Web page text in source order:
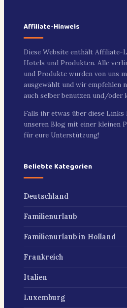
Affiliate-Hinweis
Diese Website enthält Affiliate-
Hotels und Produkten. Alle
und Produkte wurden von uns
ausgewählt und wir empfehlen
auch selber benutzen und/oder
Falls ihr etwas über diese
unseren Blog mit einer kleinen
für eure Unterstützung!
Beliebte Kategorien
Deutschland
Familienurlaub
Familienurlaub in Holland
Frankreich
Italien
Luxemburg